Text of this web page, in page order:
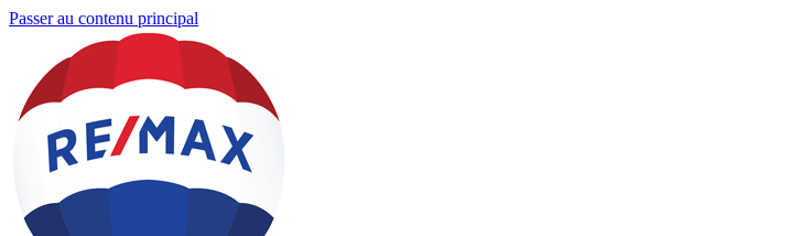
Passer au contenu principal